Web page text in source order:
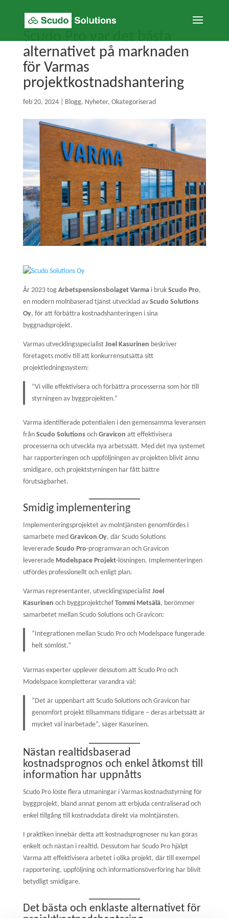
Scudo Pro var det bästa
alternativet på marknaden
för Varmas
projektkostnadshantering
feb 20, 2024| Blogg, Nyheter, Okategoriserad
År 2023 tog Arbetspensionsbolaget Varmai bruk Scudo Pro,
en modern molnbaserad tjänst utvecklad av Scudo Solutions
Oy, för att förbättra kostnadshanteringen i sina
byggnadsprojekt.
Varmas utvecklingsspecialist Joel Kasurinen beskriver
företagets motiv till att konkurrensutsätta sitt
projektledningssystem:
”Vi ville effektivisera och förbättra processerna som hör till
styrningen av byggprojekten.”
Varma identifierade potentialen i den gemensamma leveransen
från Scudo Solutionsoch Gravicon att effektivisera
processerna och utveckla nya arbetssätt. Med det nya systemet
har rapporteringen och uppföljningen av projekten blivit ännu
smidigare, och projektstyrningen har fått bättre
förutsägbarhet.
Smidig implementering
Implementeringsprojektet av molntjänsten genomfördes i
samarbete med Gravicon Oy, där Scudo Solutions
levererade Scudo Pro-programvaran och Gravicon
levererade Modelspace Projekt-lösningen. Implementeringen
utfördes professionellt och enligt plan.
Varmas representanter, utvecklingsspecialist Joel
Kasurinen och byggprojektchef Tommi Metsälä, berömmer
samarbetet mellan Scudo Solutions och Gravicon:
”Integrationen mellan Scudo Pro och Modelspace fungerade
helt sömlöst.”
Varmas experter upplever dessutom att Scudo Pro och
Modelspace kompletterar varandra väl:
”Det är uppenbart att Scudo Solutions och Gravicon har
genomfört projekt tillsammans tidigare – deras arbetssätt är
mycket väl inarbetade”, säger Kasurinen.
Nästan realtidsbaserad
kostnadsprognos och enkel åtkomst till
information har uppnåtts
Scudo Pro löste flera utmaningar i Varmas kostnadsstyrning för
byggprojekt, bland annat genom att erbjuda centraliserad och
enkel tillgång till kostnadsdata direkt via molntjänsten.
I praktiken innebär detta att kostnadsprognoser nu kan göras
enkelt och nästan i realtid. Dessutom har Scudo Pro hjälpt
Varma att effektivisera arbetet i olika projekt, där till exempel
rapportering, uppföljning och informationsöverföring har blivit
betydligt smidigare.
Det bästa och enklaste alternativet för